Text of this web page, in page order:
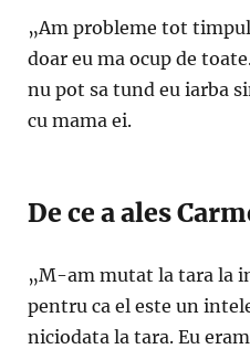
„Am probleme tot
doar eu ma ocup de
nu pot sa tund eu iarba
cu mama ei.
De ce a ales
„M-am mutat la tara la
pentru ca el este un
niciodata la tara. Eu